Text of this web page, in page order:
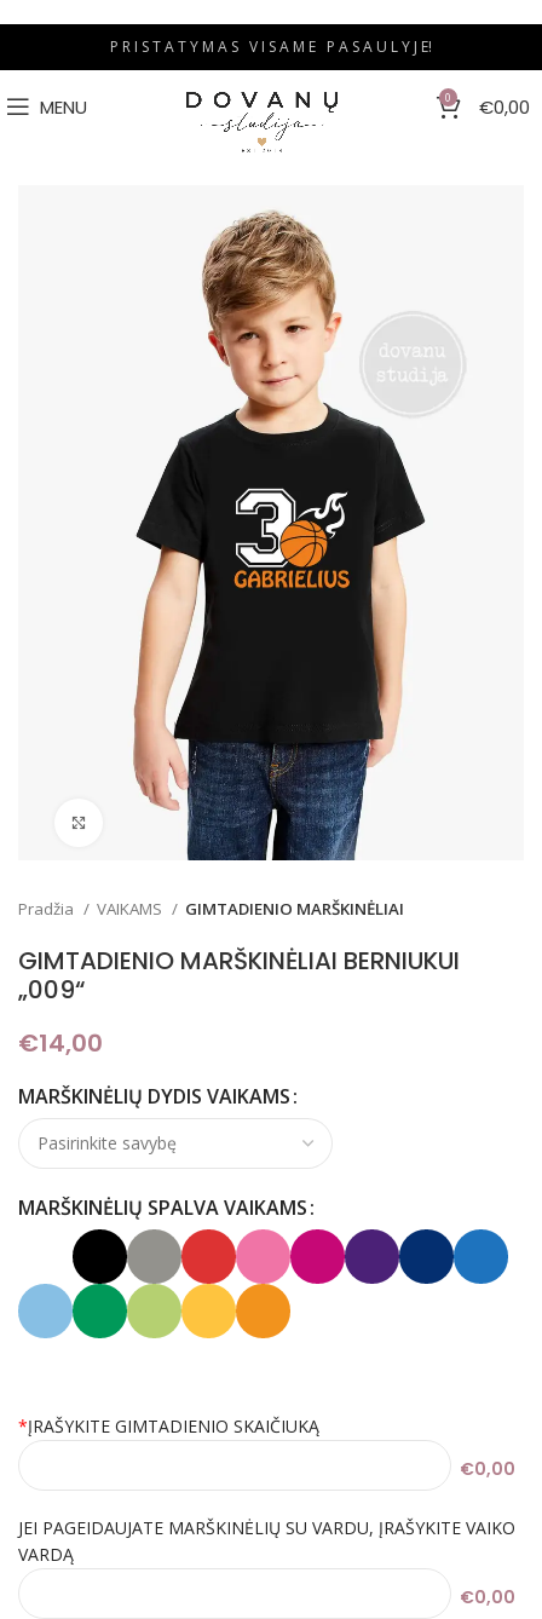
P R I S T A T Y M A S V I S A M E P A S A U L Y J E!
MENU 0 €0,00
Pradžia VAIKAMS GIMTADIENIO MARŠKINĖLIAI
GIMTADIENIO MARŠKINĖLIAI BERNIUKUI
„009“
€14,00
MARŠKINĖLIŲ DYDIS VAIKAMS
MARŠKINĖLIŲ SPALVA VAIKAMS
*ĮRAŠYKITE GIMTADIENIO SKAIČIUKĄ
€0,00
JEI PAGEIDAUJATE MARŠKINĖLIŲ SU VARDU, ĮRAŠYKITE VAIKO
VARDĄ
€0,00